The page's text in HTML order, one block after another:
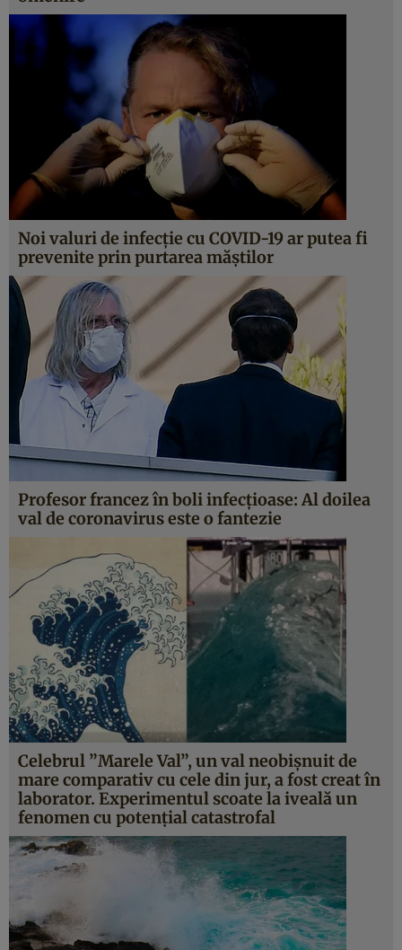
Noi valuri de infecție cu COVID-19 ar putea fi
prevenite prin purtarea măștilor
Profesor francez în boli infecţioase: Al doilea
val de coronavirus este o fantezie
Celebrul ”Marele Val”, un val neobişnuit de
mare comparativ cu cele din jur, a fost creat în
laborator. Experimentul scoate la iveală un
fenomen cu potenţial catastrofal